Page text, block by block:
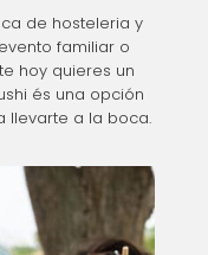
de hosteleria y
familiar o
hoy quieres un
és una opción
llevarte a la boca.